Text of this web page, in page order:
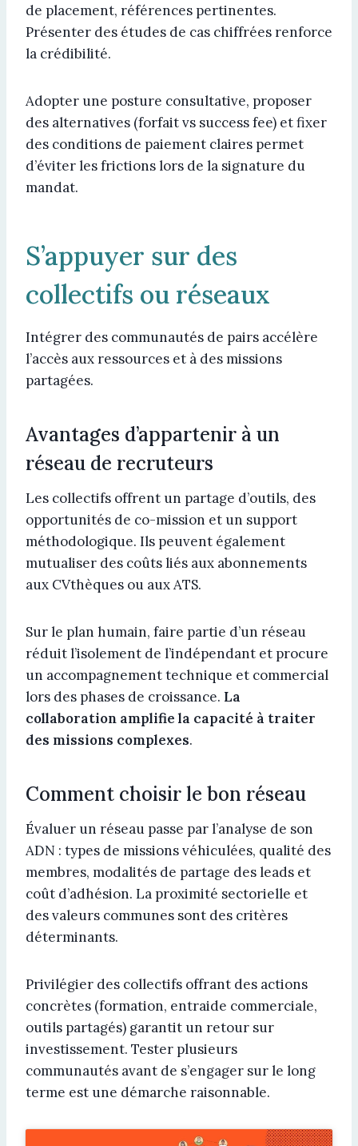
de placement, références pertinentes.
Présenter des études de cas chiffrées renforce
la crédibilité.
Adopter une posture consultative, proposer
des alternatives (forfait vs success fee) et fixer
des conditions de paiement claires permet
d’éviter les frictions lors de la signature du
mandat.
S’appuyer sur des
collectifs ou réseaux
Intégrer des communautés de pairs accélère
l’accès aux ressources et à des missions
partagées.
Avantages d’appartenir à un
réseau de recruteurs
Les collectifs offrent un partage d’outils, des
opportunités de co-mission et un support
méthodologique. Ils peuvent également
mutualiser des coûts liés aux abonnements
aux CVthèques ou aux ATS.
Sur le plan humain, faire partie d’un réseau
réduit l’isolement de l’indépendant et procure
un accompagnement technique et commercial
lors des phases de croissance. La
collaboration amplifie la capacité à traiter
des missions complexes.
Comment choisir le bon réseau
Évaluer un réseau passe par l’analyse de son
ADN : types de missions véhiculées, qualité des
membres, modalités de partage des leads et
coût d’adhésion. La proximité sectorielle et
des valeurs communes sont des critères
déterminants.
Privilégier des collectifs offrant des actions
concrètes (formation, entraide commerciale,
outils partagés) garantit un retour sur
investissement. Tester plusieurs
communautés avant de s’engager sur le long
terme est une démarche raisonnable.